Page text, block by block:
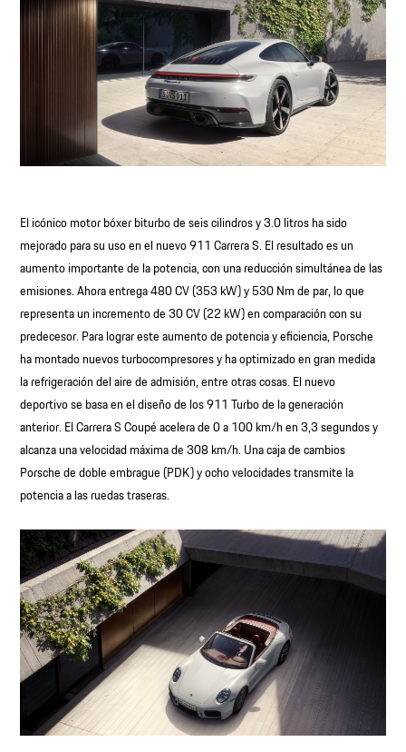
El icónico motor bóxer biturbo de seis cilindros y 3.0 litros ha sido
mejorado para su uso en el nuevo 911 Carrera S. El resultado es un
aumento importante de la potencia, con una reducción simultánea de las
emisiones. Ahora entrega 480 CV (353 kW) y 530 Nm de par, lo que
representa un incremento de 30 CV (22 kW) en comparación con su
predecesor. Para lograr este aumento de potencia y eficiencia, Porsche
ha montado nuevos turbocompresores y ha optimizado en gran medida
la refrigeración del aire de admisión, entre otras cosas. El nuevo
deportivo se basa en el diseño de los 911 Turbo de la generación
anterior. El Carrera S Coupé acelera de 0 a 100 km/h en 3,3 segundos y
alcanza una velocidad máxima de 308 km/h. Una caja de cambios
Porsche de doble embrague (PDK) y ocho velocidades transmite la
potencia a las ruedas traseras.